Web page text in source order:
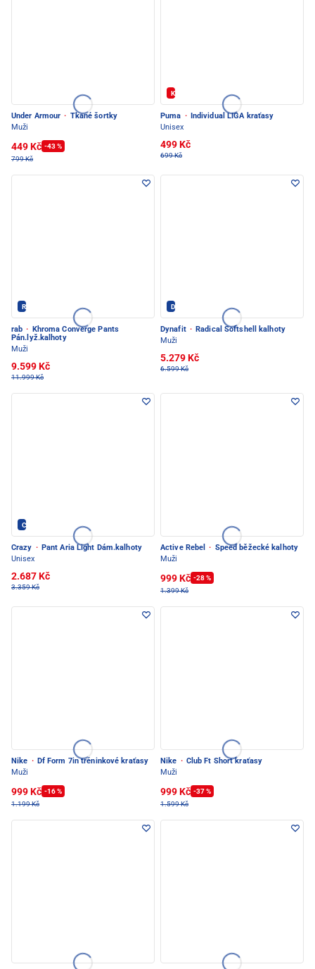
Under Armour · Tkané šortky
Muži
449 Kč -43 %
799 Kč
Kód: FOTBAL20
Puma ·
Individual LIGA kraťasy
Unisex
499 Kč
699 Kč
Rab - PEC POD SNĚŽKOU
rab ·
Khroma Converge Pants
Pán.lyž.kalhoty
Muži
9.599 Kč
11.999 Kč
Dynafit - PEC POD SNĚŽKOU
Dynafit · Radical Softshell kalhoty
Muži
5.279 Kč
6.599 Kč
Crazy - PEC POD SNĚŽKOU
Crazy · Pant Aria Light Dám.kalhoty
Unisex
2.687 Kč
3.359 Kč
Active Rebel · Speed běžecké kalhoty
Muži
999 Kč -28 %
1.399 Kč
Nike · Df Form 7in tréninkové kraťasy
Muži
999 Kč -16 %
1.199 Kč
Nike · Club Ft Short kraťasy
Muži
999 Kč -37 %
1.599 Kč